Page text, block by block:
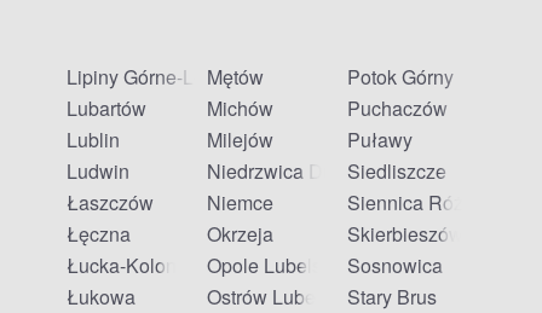
Lipiny Górne-Lewki
Lubartów
Lublin
Ludwin
Łaszczów
Łęczna
Łucka-Kolonia
Łukowa
Mętów
Michów
Milejów
Niedrzwica Duża
Niemce
Okrzeja
Opole Lubelskie
Ostrów Lubelski
Potok Górny
Puchaczów
Puławy
Siedliszcze
Siennica Różana
Skierbieszów
Sosnowica
Stary Brus